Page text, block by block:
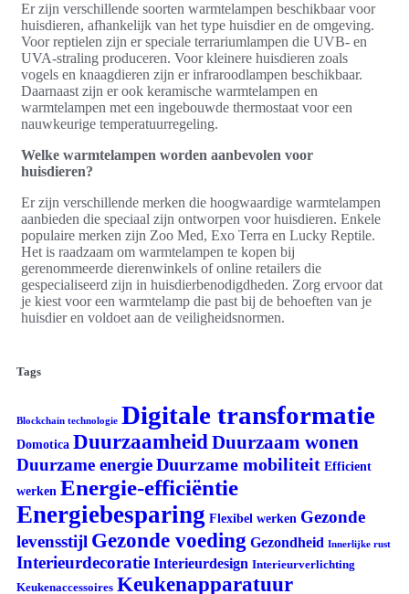
Er zijn verschillende soorten warmtelampen beschikbaar voor
huisdieren, afhankelijk van het type huisdier en de omgeving.
Voor reptielen zijn er speciale terrariumlampen die UVB- en
UVA-straling produceren. Voor kleinere huisdieren zoals
vogels en knaagdieren zijn er infraroodlampen beschikbaar.
Daarnaast zijn er ook keramische warmtelampen en
warmtelampen met een ingebouwde thermostaat voor een
nauwkeurige temperatuurregeling.
Welke warmtelampen worden aanbevolen voor
huisdieren?
Er zijn verschillende merken die hoogwaardige warmtelampen
aanbieden die speciaal zijn ontworpen voor huisdieren. Enkele
populaire merken zijn Zoo Med, Exo Terra en Lucky Reptile.
Het is raadzaam om warmtelampen te kopen bij
gerenommeerde dierenwinkels of online retailers die
gespecialiseerd zijn in huisdierbenodigdheden. Zorg ervoor dat
je kiest voor een warmtelamp die past bij de behoeften van je
huisdier en voldoet aan de veiligheidsnormen.
Tags
Blockchain technologie Digitale transformatie
Domotica Duurzaamheid Duurzaam wonen
Duurzame energieDuurzame mobiliteit Efficient
werken Energie-efficiëntie
Energiebesparing Flexibel werken Gezonde
levensstijl Gezonde voeding Gezondheid Innerlijke rust
Interieurdecoratie Interieurdesign Interieurverlichting
Keukenaccessoires Keukenapparatuur